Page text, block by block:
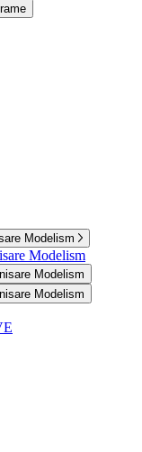
Modelism
Modelism
Modelism
Modelism